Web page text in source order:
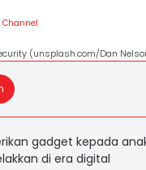
Channel
(unsplash.com/Dan
gadget kepada
di era digital